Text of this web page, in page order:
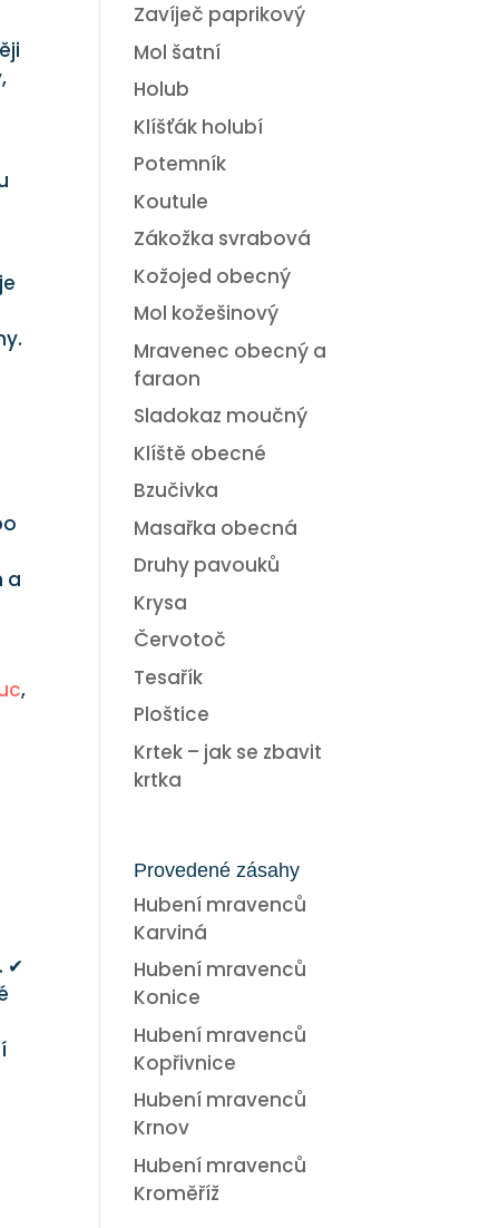
a
,
. ✔
Zavíječ paprikový
Mol šatní
Holub
Klíšťák holubí
Potemník
Koutule
Zákožka svrabová
Kožojed obecný
Mol kožešinový
Mravenec obecný a
faraon
Sladokaz moučný
Klíště obecné
Bzučivka
Masařka obecná
Druhy pavouků
Krysa
Červotoč
Tesařík
Ploštice
Krtek – jak se zbavit
krtka
Provedené zásahy
Hubení mravenců
Karviná
Hubení mravenců
Konice
Hubení mravenců
Kopřivnice
Hubení mravenců
Krnov
Hubení mravenců
Kroměříž